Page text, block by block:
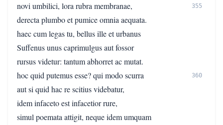
novi umbilici, lora rubra membranae,
355
derecta plumbo et pumice omnia aequata.
haec cum legas tu, bellus ille et urbanus
Suffenus unus caprimulgus aut fossor
rursus videtur: tantum abhorret ac mutat.
hoc quid putemus esse? qui modo scurra
360
aut si quid hac re scitius videbatur,
idem infaceto est infacetior rure,
simul poemata attigit, neque idem umquam